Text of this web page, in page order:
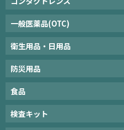
一般医薬品(OTC)
衛生用品・日用品
防災用品
食品
検査キット